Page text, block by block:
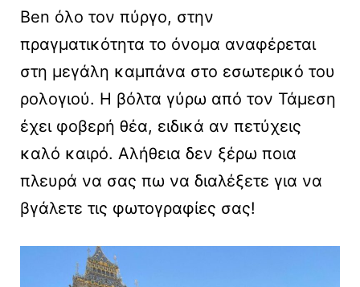
Ben όλο τον πύργο, στην
πραγματικότητα το όνομα αναφέρεται
στη μεγάλη καμπάνα στο εσωτερικό του
ρολογιού. Η βόλτα γύρω από τον Τάμεση
έχει φοβερή θέα, ειδικά αν πετύχεις
καλό καιρό. Αλήθεια δεν ξέρω ποια
πλευρά να σας πω να διαλέξετε για να
βγάλετε τις φωτογραφίες σας!